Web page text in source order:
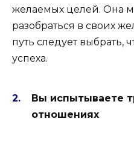
желаемых целей. Она
разобраться в своих
путь следует выбрать,
успеха.
Вы испытываете
отношениях